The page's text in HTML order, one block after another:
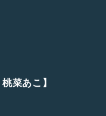
菜あこ】